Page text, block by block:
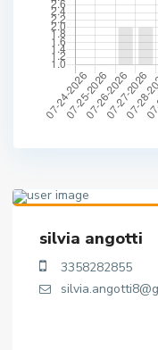
silvia angotti
3358282855